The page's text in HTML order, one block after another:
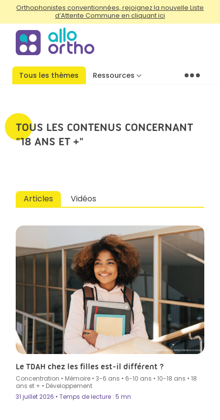
Orthophonistes conventionnées, rejoignez la nouvelle Liste
d’Attente Commune en cliquant ici
Tous les thèmes Ressources Menu
TOUS LES CONTENUS CONCERNANT
"18 ANS ET +"
Articles Vidéos
Crédit photo by Artem Varnitsin in Istock
Le TDAH chez les filles est-il différent ?
Concentration • Mémoire • 3-6 ans • 6-10 ans • 10-18 ans • 18
ans et + • Développement
31 juillet 2026 • Temps de lecture : 5 mn